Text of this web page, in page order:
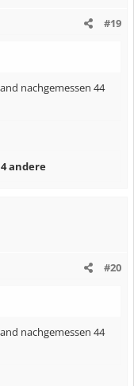
#19
nachgemessen 44
andere
#20
nachgemessen 44